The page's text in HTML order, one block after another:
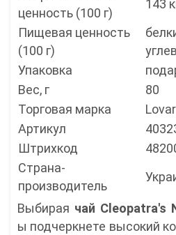
ценность (100 г)
143
Пищевая ценность
(100 г)
Упаковка
Вес, г
80
Торговая марка
Артикул
Штрихкод
Страна-
производитель
Выбирая чай Cleopatra's
ы подчеркнете высокий